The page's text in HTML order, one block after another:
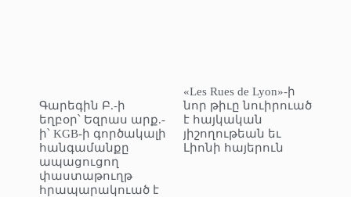
Գարեգին Բ.-ի
եղբօր՝ Եզրաս արք.-
ի՝ KGB-ի գործակալի
հանգամանքը
ապացուցող
փաստաթուղթ
հրապարակուած է
«Les Rues de Lyon»-ի
նոր թիւը նուիրուած
է հայկական
յիշողութեան եւ
Լիոնի հայերուն